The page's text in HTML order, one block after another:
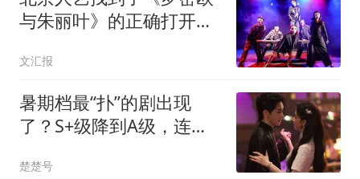
与朱丽叶》的正确打开方
文汇报
暑期档最“扑”的剧出现
了？S+级降到A级，连
楚楚号